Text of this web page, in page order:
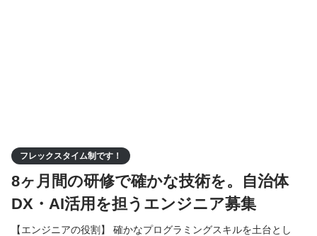
フレックスタイム制です！
8ヶ月間の研修で確かな技術を。自治体
DX・AI活用を担うエンジニア募集
【エンジニアの役割】 確かなプログラミングスキルを土台とし